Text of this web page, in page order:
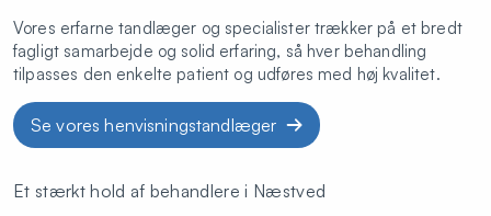
Simpel tandudtrækning (inklusiv bedøvelse)
385,92
Konsultation
Fra 320
Panoramaoptagelse - 2D scanning
Injektion
Plastfyldning - lille kindtand 1 flade
Vores erfarne tandlæger og specialister trækker på et bredt
fagligt samarbejde og solid erfaring, så hver behandling
tilpasses den enkelte patient og udføres med høj kvalitet.
Se vores henvisningstandlæger
Et stærkt hold af behandlere i Næstved